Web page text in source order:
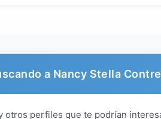
a Nancy Stella
otros perfiles que te podrían